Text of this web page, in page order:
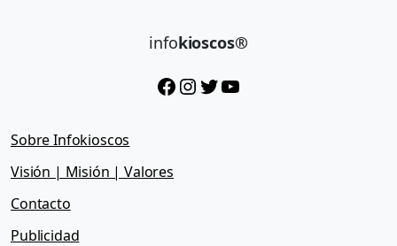
infokioscos®
Facebook InstagramTwitter YouTube
Sobre Infokioscos
Visión | Misión | Valores
Contacto
Publicidad